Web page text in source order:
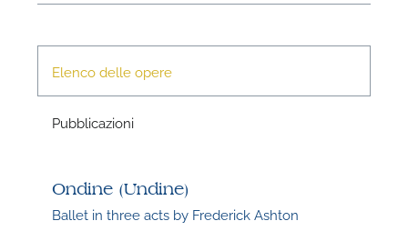
Elenco delle opere
Pubblicazioni
Ondine (Undine)
Ballet in three acts by Frederick Ashton